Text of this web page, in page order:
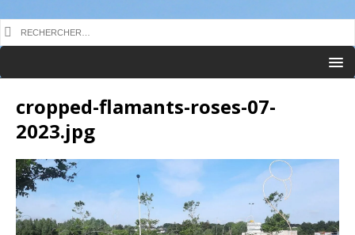
cropped-flamants-roses-07-
2023.jpg